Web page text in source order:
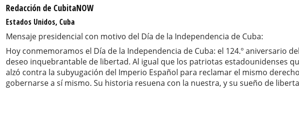
Redacción de CubitaNOW
Estados Unidos, Cuba
Mensaje presidencial con motivo del Día de la Independencia de Cuba:
Hoy conmemoramos el Día de la Independencia de Cuba: el 124.º aniversario
deseo inquebrantable de libertad. Al igual que los patriotas estadounidenses
alzó contra la subyugación del Imperio Español para reclamar el mismo
gobernarse a sí mismo. Su historia resuena con la nuestra, y su sueño de